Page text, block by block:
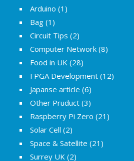
Arduino (1)
Bag (1)
Circuit Tips (2)
Computer Network (8)
Food in UK (28)
FPGA Development (12)
Japanse article (6)
Other Pruduct (3)
Raspberry Pi Zero (21)
Solar Cell (2)
Space & Satellite (21)
Surrey UK (2)